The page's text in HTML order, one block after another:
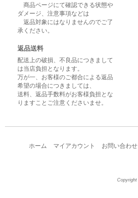
商品ページにて確認できる状態や
ダメージ、注意事項などは
返品対象にはなりませんのでご了
承ください。
返品送料
配送上の破損、不良品につきまして
は当店負担となります。
万が一、お客様のご都合による返品
希望の場合につきましては、
送料、返品手数料がお客様負担とな
りますことご注意くださいませ。
ホーム マイアカウント お問い合わせ